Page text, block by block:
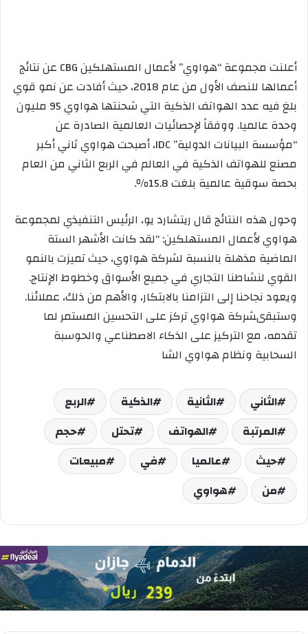
أعلنت مجموعة “هواوي” لأعمال المستهلكينCBG عن نتائج
أعمالها للنصف الأول من عام 2018
، حيثأفادت عن نمو قوي
بلغ فيه عدد الهواتف الذكية التي شحنتها هواوي
95 مليون
وحدة عالميا. ووفقاً لإحصائيات العالمية الصادرة عن
“مؤسسة البيانات الدولية”
IDC،أصبحتهواوي ثاني أكبر
مصنع للهواتف الذكية في العالم في الربع الثاني من العام
بحصة سوقية عالمية بلغت15.8٪.
وحول هذه النتائج قال ريتشارد يو، الرئيس التنفيذي لمجموعة
هواوي لأعمال المستهلكين: “لقد كانت الأشهر الستة
الماضية مذهلة بالنسبة لشركة هواوي،حيث تميزتبالنمو
القوي لنشاطنا التجاري في جميع الأسواق وخطوط الإنتاج.
ويعود نجاحنا إلى التزامنا بالابتكار، والأهم من ذلك، عملائنا.
وستبقىشركةهواويتركز على التحسين المستمر لما
تقدمه، مع التركيز على الذكاء الصطناعي والحوسبة
السحابية ونظامهواوي الشا
الثاني الثانية الذكية
الربع
المرتبة
الهواتف تحتل
حجم
حيث
عالميا في
مبيعات
من
هواوي